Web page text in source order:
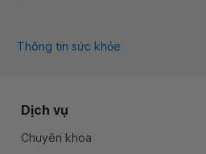
Thông tin sức khỏe
Dịch vụ
Chuyên khoa